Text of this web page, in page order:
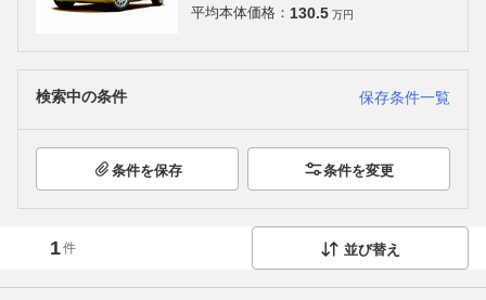
平均本体価格： 130.5 万円
検索中の条件 保存条件一覧
条件を保存 条件を変更
1件 並び替え